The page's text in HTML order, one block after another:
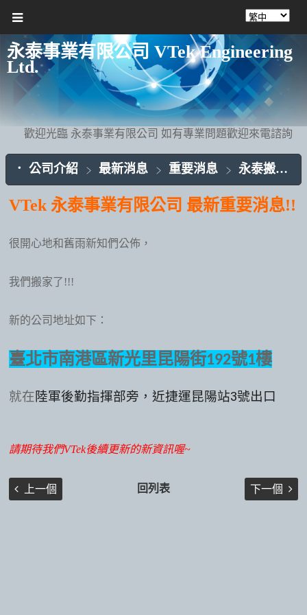
永泰事業有限公司 VTek Engineering
Ltd.
歡迎光臨 永泰事業有限公司 如有專業問題歡迎來電諮詢
公司介紹 最新消息 重要消息 永泰搬家了！
VTek 永泰事業有限公司 最新重要消息!!
很開心地和舊雨新知們公佈，
我們搬家了!!!
新的公司地址如下：
臺北市南港區新光里昆陽街192號1樓
就在陸軍後勤指揮部旁，近捷運昆陽站3號出口
請期待我們VTek後續更新的新資訊喔~
上一個 回列表 下一個